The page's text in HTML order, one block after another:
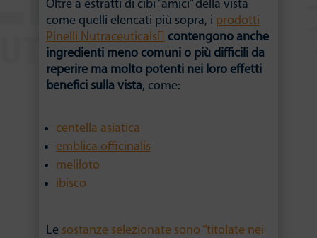
Oltre a estratti di cibi “amici” della vista
come quelli elencati più sopra, i prodotti
Pinelli Nutraceuticals contengono anche
ingredienti meno comuni o più difficili da
reperire ma molto potenti nei loro effetti
benefici sulla vista, come:
centella asiatica
emblica officinalis
meliloto
ibisco
Le sostanze selezionate sono “titolate nei